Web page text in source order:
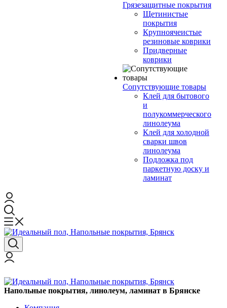
Грязезащитные покрытия
Щетинистые
покрытия
Крупноячеистые
резиновые коврики
Придверные
коврики
Сопутствующие товары
Клей для бытового
и
полукоммерческого
линолеума
Клей для холодной
сварки швов
линолеума
Подложка под
паркетную доску и
ламинат
Напольные покрытия, линолеум, ламинат в Брянске